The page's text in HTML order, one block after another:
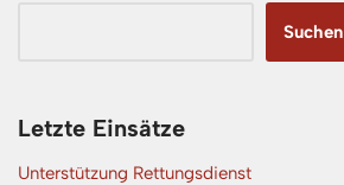
Suchen
Letzte Einsätze
Unterstützung Rettungsdienst